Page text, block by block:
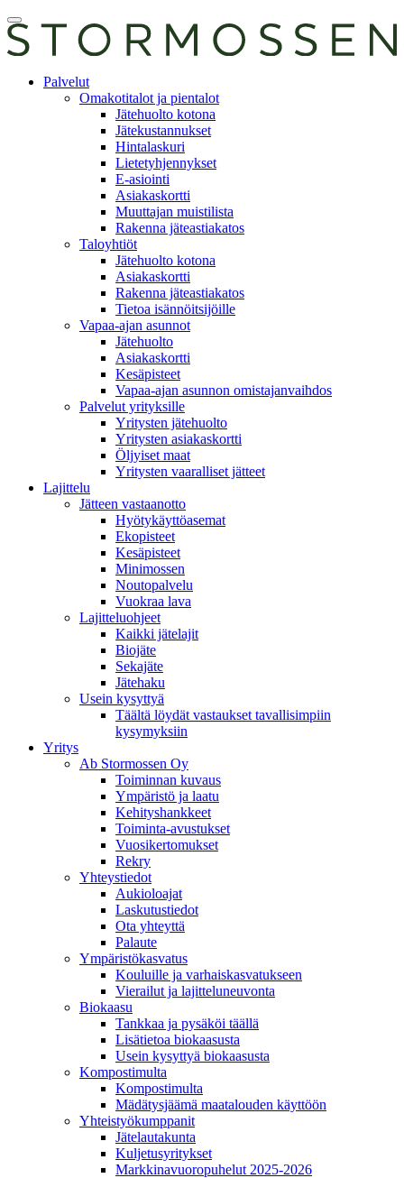
Skip
to
content
Avaa
päävalikko
asiointiPalvelut
Omakotitalot ja pientalot
Jätehuolto kotona
Jätekustannukset
Hintalaskuri
Lietetyhjennykset
E-asiointi
Asiakaskortti
Muuttajan muistilista
Rakenna jäteastiakatos
Taloyhtiöt
Jätehuolto kotona
Asiakaskortti
Rakenna jäteastiakatos
Tietoa isännöitsijöille
Vapaa-ajan asunnot
Jätehuolto
Asiakaskortti
Kesäpisteet
Vapaa-ajan asunnon omistajanvaihdos
Palvelut yrityksille
Yritysten jätehuolto
Yritysten asiakaskortti
Öljyiset maat
Yritysten vaaralliset jätteet
Lajittelu
Jätteen vastaanotto
Hyötykäyttöasemat
Ekopisteet
Kesäpisteet
Minimossen
Noutopalvelu
Vuokraa lava
Lajitteluohjeet
Kaikki jätelajit
Biojäte
Sekajäte
Jätehaku
Usein kysyttyä
Täältä löydät vastaukset tavallisimpiin
kysymyksiin
Yritys
Ab Stormossen Oy
Toiminnan kuvaus
Ympäristö ja laatu
Kehityshankkeet
Toiminta-avustukset
Vuosikertomukset
Rekry
Yhteystiedot
Aukioloajat
Laskutustiedot
Ota yhteyttä
Palaute
Ympäristökasvatus
Kouluille ja varhaiskasvatukseen
Vierailut ja lajitteluneuvonta
Biokaasu
Tankkaa ja pysäköi täällä
Lisätietoa biokaasusta
Usein kysyttyä biokaasusta
Kompostimulta
Kompostimulta
Mädätysjäämä maatalouden käyttöön
Yhteistyökumppanit
Jätelautakunta
Kuljetusyritykset
Markkinavuoropuhelut 2025-2026